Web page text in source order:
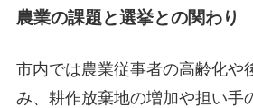
農業の課題と選挙との関わり
市内では農業従事者の高齢化や
み、耕作放棄地の増加や担い手